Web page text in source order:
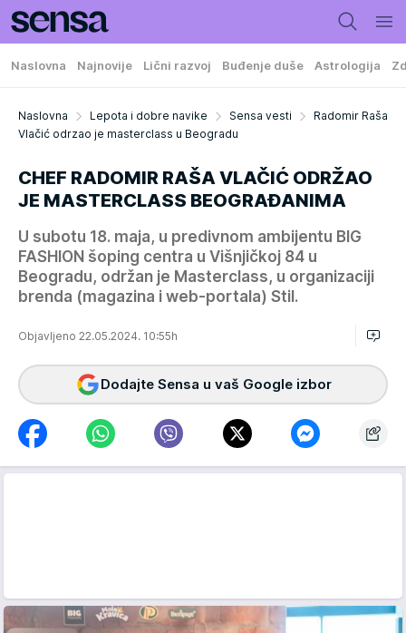
Naslovna Najnovije Lični razvoj Buđenje duše Astrologija
Naslovna Lepota i dobre navike Sensa vesti
Radomir Raša
Vlačić odrzao je masterclass u Beogradu
CHEF RADOMIR RAŠA VLAČIĆ ODRŽAO
JE MASTERCLASS BEOGRAĐANIMA
U subotu 18. maja, u predivnom ambijentu BIG
FASHION šoping centra u Višnjičkoj 84 u
Beogradu, održan je Masterclass, u organizaciji
brenda (magazina i web-portala) Stil.
Objavljeno 22.05.2024. 10:55h
Dodajte Sensa u vaš Google izbor